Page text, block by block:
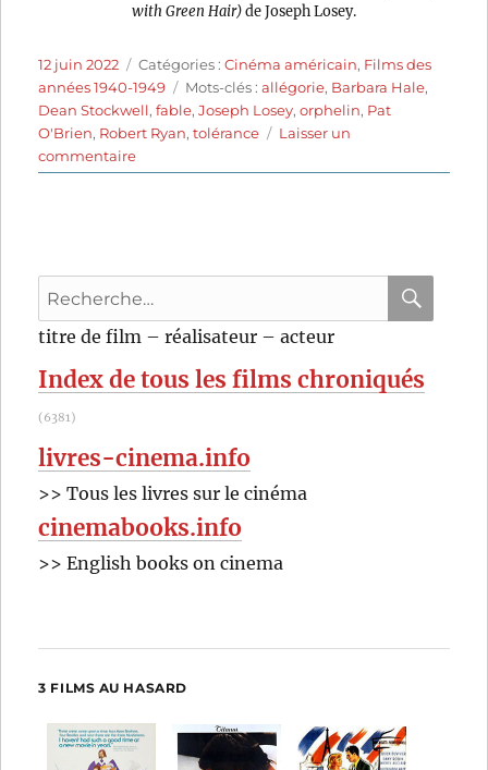
with Green Hair)de Joseph Losey.
Publié
le
12 juin 2022 Catégories
Catégories :Cinéma américain, Films des
années 1940-1949
Étiquettes
Mots-clés :allégorie, Barbara Hale,
Dean Stockwell,fable,Joseph Losey,orphelin, Pat
O'Brien, Robert Ryan,tolérance
Laisser un
commentairesur
Le
(1948)
Joseph
Recherche
pour
:
titre de film – réalisateur – acteur
Index de tous les films chroniqués
(6381)
livres-cinema.info
>> Tous les livres sur le cinéma
cinemabooks.info
>> English books on cinema
3 FILMS AU HASARD